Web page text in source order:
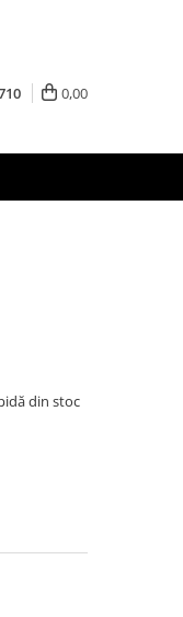
0,00
din stoc